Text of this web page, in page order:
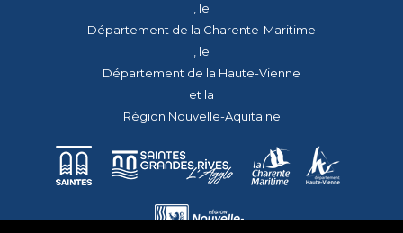
, le
Département de la Charente-Maritime
, le
Département de la Haute-Vienne
et la
Région Nouvelle-Aquitaine